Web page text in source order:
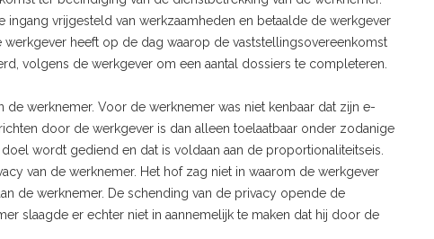
vrijgesteld van werkzaamheden en betaalde de werkgever
heeft op de dag waarop de vaststellingsovereenkomst
volgens de werkgever om een aantal dossiers te completeren.
werknemer. Voor de werknemer was niet kenbaar dat zijn e-
door de werkgever is dan alleen toelaatbaar onder zodanige
wordt gediend en dat is voldaan aan de proportionaliteitseis.
van de werknemer. Het hof zag niet in waarom de werkgever
de werknemer. De schending van de privacy opende de
slaagde er echter niet in aannemelijk te maken dat hij door de